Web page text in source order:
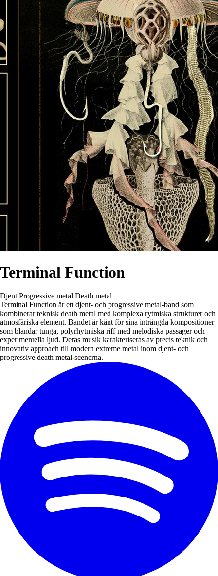
Terminal Function
Djent Progressive metal Death metal
Terminal Function är ett djent- och progressive metal-band som
kombinerar teknisk death metal med komplexa rytmiska strukturer och
atmosfäriska element. Bandet är känt för sina inträngda kompositioner
som blandar tunga, polyrhytmiska riff med melodiska passager och
experimentella ljud. Deras musik karakteriseras av precis teknik och
innovativ approach till modern extreme metal inom djent- och
progressive death metal-scenerna.